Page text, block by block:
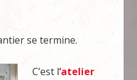
se termine.
C’est l‘atelier